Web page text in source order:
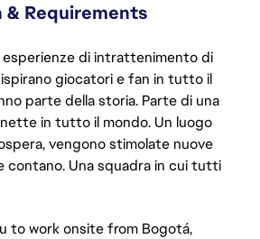
Requirements
di intrattenimento di
giocatori e fan in tutto il
parte della storia. Parte di una
in tutto il mondo. Un luogo
vengono stimolate nuove
contano. Una squadra in cui tutti
to work onsite from Bogotá,